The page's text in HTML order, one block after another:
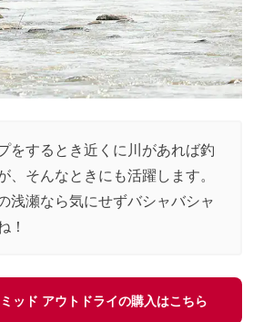
をするとき近くに川があれば釣
、そんなときにも活躍します。
浅瀬なら気にせずバシャバシャ
！
ッド アウトドライの購入はこちら